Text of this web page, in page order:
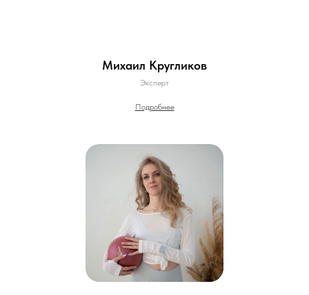
Михаил Кругликов
Эксперт
Подробнее